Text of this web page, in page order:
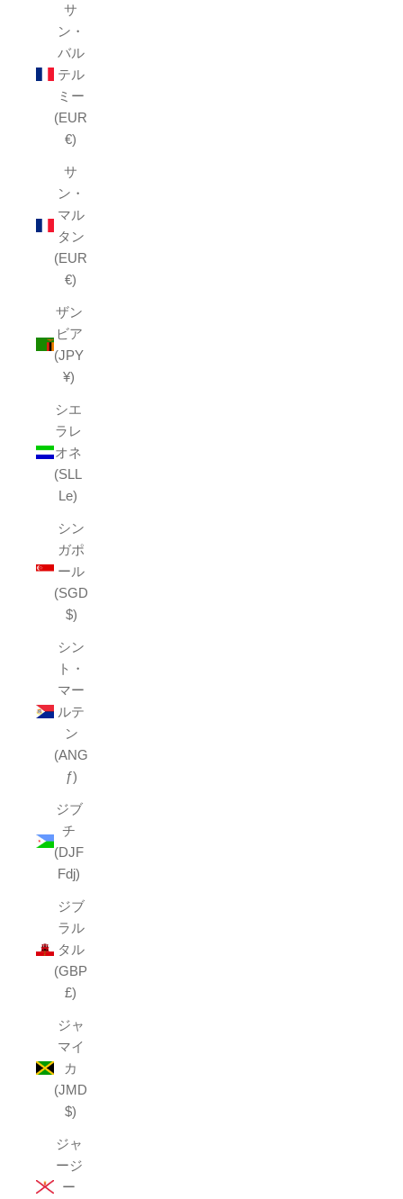
サ
ン・
バル
テル
ミー
(EUR
€)
サ
ン・
マル
タン
(EUR
€)
ザン
ビア
(JPY
¥)
シエ
ラレ
オネ
(SLL
Le)
シン
ガポ
ール
(SGD
$)
シン
ト・
マー
ルテ
ン
(ANG
ƒ)
ジブ
チ
(DJF
Fdj)
ジブ
ラル
タル
(GBP
£)
ジャ
マイ
カ
(JMD
$)
ジャ
ージ
ー